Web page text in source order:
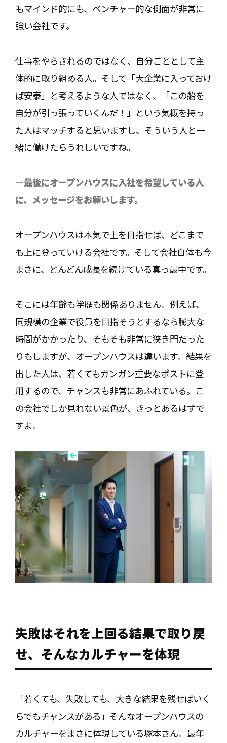
もマインド的にも、ベンチャー的な側面が非常に
強い会社です。
仕事をやらされるのではなく、自分ごととして主
体的に取り組める人。そして「大企業に入っておけ
ば安泰」と考えるような人ではなく、「この船を
自分が引っ張っていくんだ！」という気概を持っ
た人はマッチすると思いますし、そういう人と一
緒に働けたらうれしいですね。
―最後にオープンハウスに入社を希望している人
に、メッセージをお願いします。
オープンハウスは本気で上を目指せば、どこまで
も上に登っていける会社です。そして会社自体も今
まさに、どんどん成長を続けている真っ最中です。
そこには年齢も学歴も関係ありません。例えば、
同規模の企業で役員を目指そうとするなら膨大な
時間がかかったり、そもそも非常に狭き門だった
りもしますが、オープンハウスは違います。結果を
出した人は、若くてもガンガン重要なポストに登
用するので、チャンスも非常にあふれている。こ
の会社でしか見れない景色が、きっとあるはずで
すよ。
失敗はそれを上回る結果で取り戻
せ、そんなカルチャーを体現
「若くても、失敗しても、大きな結果を残せばいく
らでもチャンスがある」そんなオープンハウスの
カルチャーをまさに体現している塚本さん。最年